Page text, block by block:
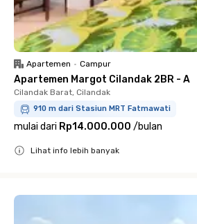
Apartemen • Campur
Apartemen Margot Cilandak 2BR - A
Cilandak Barat, Cilandak
910 m dari Stasiun MRT Fatmawati
mulai dari Rp14.000.000 /bulan
Lihat info lebih banyak